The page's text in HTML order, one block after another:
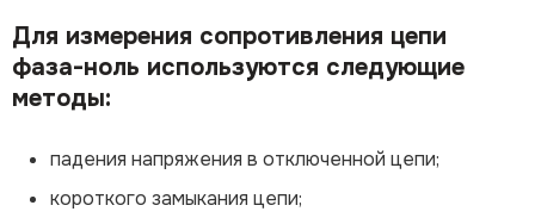
Для измерения сопротивления цепи
фаза-ноль используются следующие
методы:
падения напряжения в отключенной цепи;
короткого замыкания цепи;